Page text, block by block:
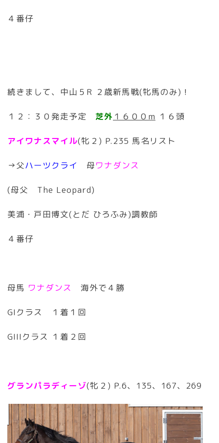
４番仔
続きまして、中山５R ２歳新馬戦(牝馬のみ)！
１２：３０発走予定 芝外 １６００m １６頭
アイワナスマイル(牝２) P.235 馬名リスト
→父ハーツクライ 母ワナダンス
(母父 The Leopard)
美浦・戸田博文(とだ ひろふみ)調教師
４番仔
母馬 ワナダンス 海外で４勝
GIクラス １着１回
GIIIクラス １着２回
グランパラディーゾ(牝２) P.6、135、167、269